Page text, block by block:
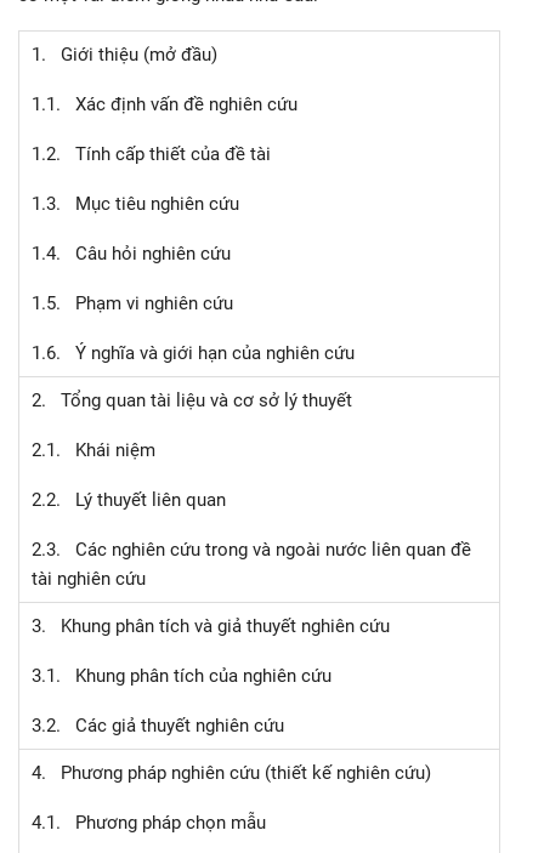
1. Giới thiệu (mở đầu)
1.1. Xác định vấn đề nghiên cứu
1.2. Tính cấp thiết của đề tài
1.3. Mục tiêu nghiên cứu
1.4. Câu hỏi nghiên cứu
1.5. Phạm vi nghiên cứu
1.6. Ý nghĩa và giới hạn của nghiên cứu
2. Tổng quan tài liệu và cơ sở lý thuyết
2.1. Khái niệm
2.2. Lý thuyết liên quan
2.3. Các nghiên cứu trong và ngoài nước liên quan đề
tài nghiên cứu
3. Khung phân tích và giả thuyết nghiên cứu
3.1. Khung phân tích của nghiên cứu
3.2. Các giả thuyết nghiên cứu
4. Phương pháp nghiên cứu (thiết kế nghiên cứu)
4.1. Phương pháp chọn mẫu